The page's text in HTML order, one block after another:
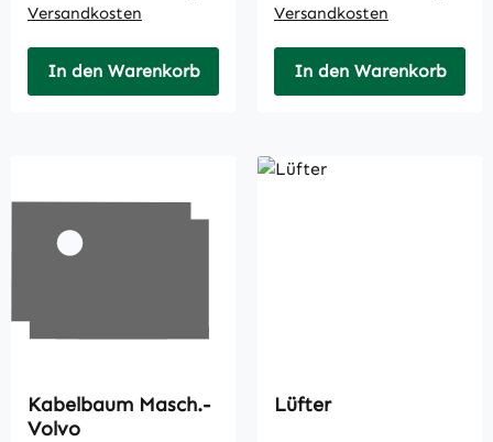
Versandkosten
In den Warenkorb
Versandkosten
In den Warenkorb
Kabelbaum Masch.-
Volvo
Lüfter